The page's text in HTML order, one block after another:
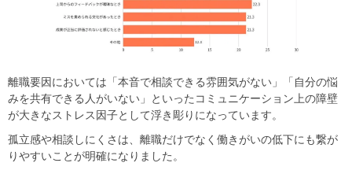
離職要因においては「本音で相談できる雰囲気がない」「自分の悩
みを共有できる人がいない」といったコミュニケーション上の障壁
が大きなストレス因子として浮き彫りになっています。
孤立感や相談しにくさは、離職だけでなく働きがいの低下にも繋が
りやすいことが明確になりました。